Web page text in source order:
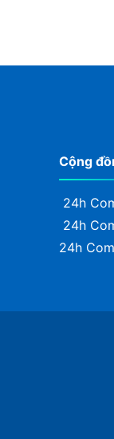
Cộng
24h
24h
24h